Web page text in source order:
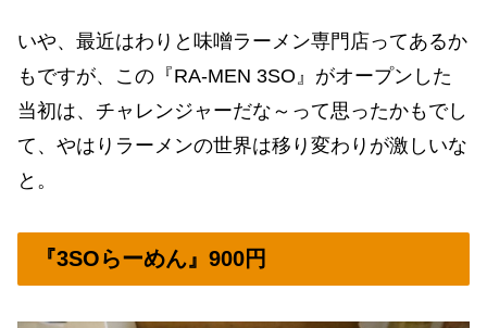
いや、最近はわりと味噌ラーメン専門店ってあるか
もですが、この『RA-MEN 3SO』がオープンした
当初は、チャレンジャーだな～って思ったかもでし
て、やはりラーメンの世界は移り変わりが激しいな
と。
『3SOらーめん』900円